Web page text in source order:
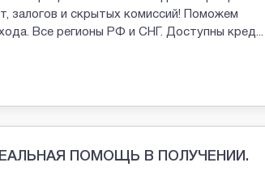
залогов и скрытых комиссий! Поможем
Все регионы РФ и СНГ. Доступны кред
ПОМОЩЬ В ПОЛУЧЕНИИ.